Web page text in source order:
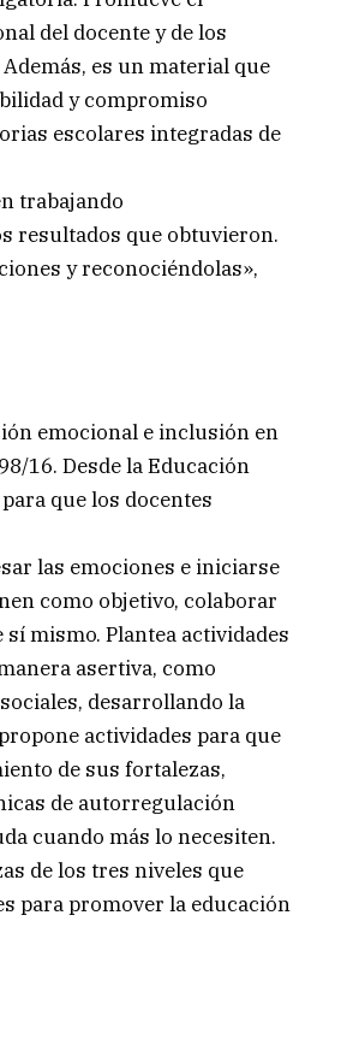
del docente y de los
es un material que
y compromiso
escolares integradas de
trabajando
resultados que obtuvieron.
y reconociéndolas»,
emocional e inclusión en
16. Desde la Educación
que los docentes
las emociones e iniciarse
como objetivo, colaborar
mismo. Plantea actividades
asertiva, como
desarrollando la
actividades para que
de sus fortalezas,
de autorregulación
cuando más lo necesiten.
de los tres niveles que
para promover la educación